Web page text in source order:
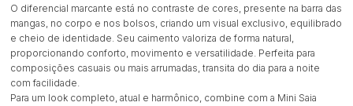
O diferencial marcante está no contraste de cores, presente na barra das
mangas, no corpo e nos bolsos, criando um visual exclusivo, equilibrado
e cheio de identidade. Seu caimento valoriza de forma natural,
proporcionando conforto, movimento e versatilidade. Perfeita para
composições casuais ou mais arrumadas, transita do dia para a noite
com facilidade.
Para um look completo, atual e harmônico, combine com a Mini Saia